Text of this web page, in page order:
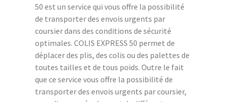
50 est un service qui vous offre la possibilité
de transporter des envois urgents par
coursier dans des conditions de sécurité
optimales. COLIS EXPRESS 50 permet de
déplacer des plis, des colis ou des palettes de
toutes tailles et de tous poids. Outre le fait
que ce service vous offre la possibilité de
transporter des envois urgents par coursier,